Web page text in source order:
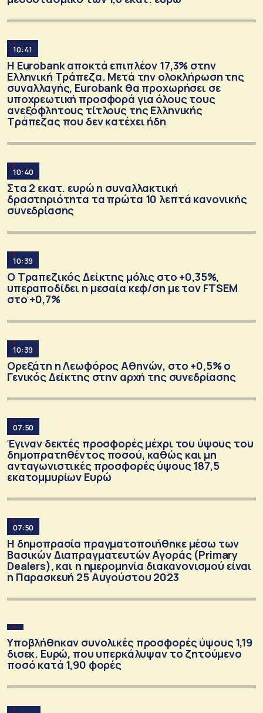
10:41
Η Eurobank αποκτά επιπλέον 17,3% στην
Ελληνική Τράπεζα. Μετά την ολοκλήρωση της
συναλλαγής, Eurobank θα προχωρήσει σε
υποχρεωτική προσφορά για όλους τους
ανεξόφλητους τίτλους της Ελληνικής
Τράπεζας που δεν κατέχει ήδη
10:40
Στα 2 εκατ. ευρώ η συναλλακτική
δραστηριότητα τα πρώτα 10 λεπτά κανονικής
συνεδρίασης
10:39
Ο Τραπεζικός Δείκτης μόλις στο +0,35%,
υπεραποδίδει η μεσαία κεφ/ση με τον FTSEM
στο +0,7%
10:39
Ορεξάτη η Λεωφόρος Αθηνών, στο +0,5% ο
Γενικός Δείκτης στην αρχή της συνεδρίασης
07:50
Έγιναν δεκτές προσφορές μέχρι του ύψους του
δημοπρατηθέντος ποσού, καθώς και μη
ανταγωνιστικές προσφορές ύψους 187,5
εκατομμυρίων Ευρώ
07:50
Η δημοπρασία πραγματοποιήθηκε μέσω των
Βασικών Διαπραγματευτών Αγοράς (Primary
Dealers), και η ημερομηνία διακανονισμού είναι
η Παρασκευή 25 Αυγούστου 2023
Υποβλήθηκαν συνολικές προσφορές ύψους 1,19
δισεκ. Ευρώ, που υπερκάλυψαν το ζητούμενο
ποσό κατά 1,90 φορές